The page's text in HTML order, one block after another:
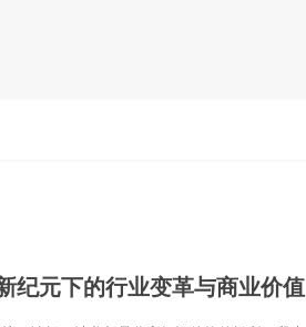
元下的行业变革与商业价值